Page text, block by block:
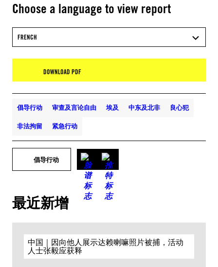
Choose a language to view report
FRENCH
DOWNLOAD PDF
倡导行动 审查及言论自由 埃及 中东及北非 良心犯
非法拘留 紧急行动
倡导行动
最近新增
中国｜因向他人展示达赖喇嘛照片被捕，活动
人士张毅应获释